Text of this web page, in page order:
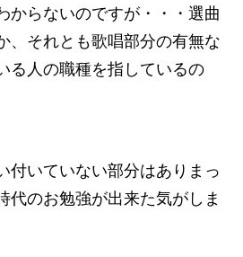
からないのですが・・・選曲
、それとも歌唱部分の有無な
る人の職種を指しているの
付いていない部分はありまっ
代のお勉強が出来た気がしま